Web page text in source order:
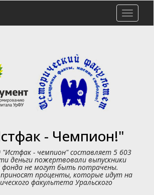
Toggle
- Чемпион!"
- чемпион" составляет 5 603
деньги пожертвовали выпускники
фонда не могут быть потрачены.
проценты, которые идут на
факультета Уральского